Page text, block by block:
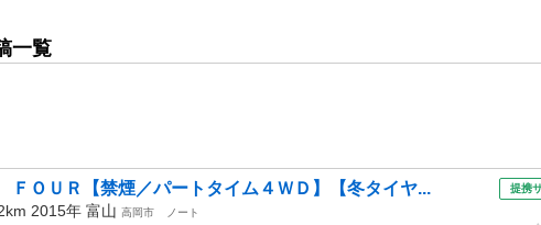
一覧
ＦＯＵＲ【禁煙／パートタイム４ＷＤ】【冬タイヤ...
2015年 富山 高岡市
ノート
提携